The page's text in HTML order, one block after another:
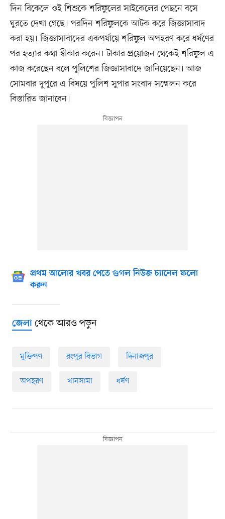
দিন বিকেলে ওই শিশুকে শরিফুলের সাইকেলের পেছনে বসে
ঘুরতে দেখা গেছে। পরদিন শরিফুলকে আটক করে জিজ্ঞাসাবাদ
করা হয়। জিজ্ঞাসাবাদের একপর্যায়ে শরিফুল অপহরণ করে ধর্ষণের
পর হত্যার কথা স্বীকার করেন। টাকার প্রয়োজন থেকেই শরিফুল এ
কাজ করেছেন বলে পুলিশের জিজ্ঞাসাবাদে জানিয়েছেন। আজ
সোমবার দুপুরে এ বিষয়ে পুলিশ সুপার সংবাদ সম্মেলন করে
বিস্তারিত জানাবেন।
প্রথম আলোর খবর পেতে গুগল নিউজ চ্যানেল ফলো
করুন
জেলাথেকে আরও পড়ুন
মুক্তিপণ রংপুর বিভাগ দিনাজপুর
অপহরণ খানসামা ধর্ষণ